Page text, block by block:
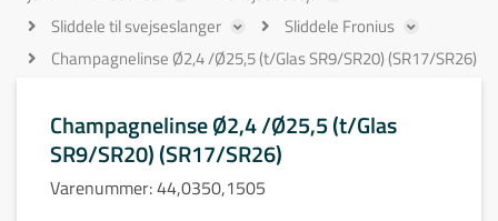
Sliddele til svejseslanger
Sliddele Fronius
Champagnelinse Ø2,4 /Ø25,5 (t/Glas SR9/SR20) (SR17/SR26)
Champagnelinse Ø2,4 /Ø25,5 (t/Glas
SR9/SR20) (SR17/SR26)
Varenummer:44,0350,1505